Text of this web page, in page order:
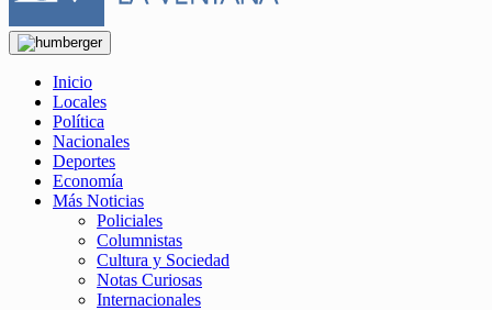
Inicio
Locales
Política
Nacionales
Deportes
Economía
Más Noticias
Policiales
Columnistas
Cultura y Sociedad
Notas Curiosas
Internacionales